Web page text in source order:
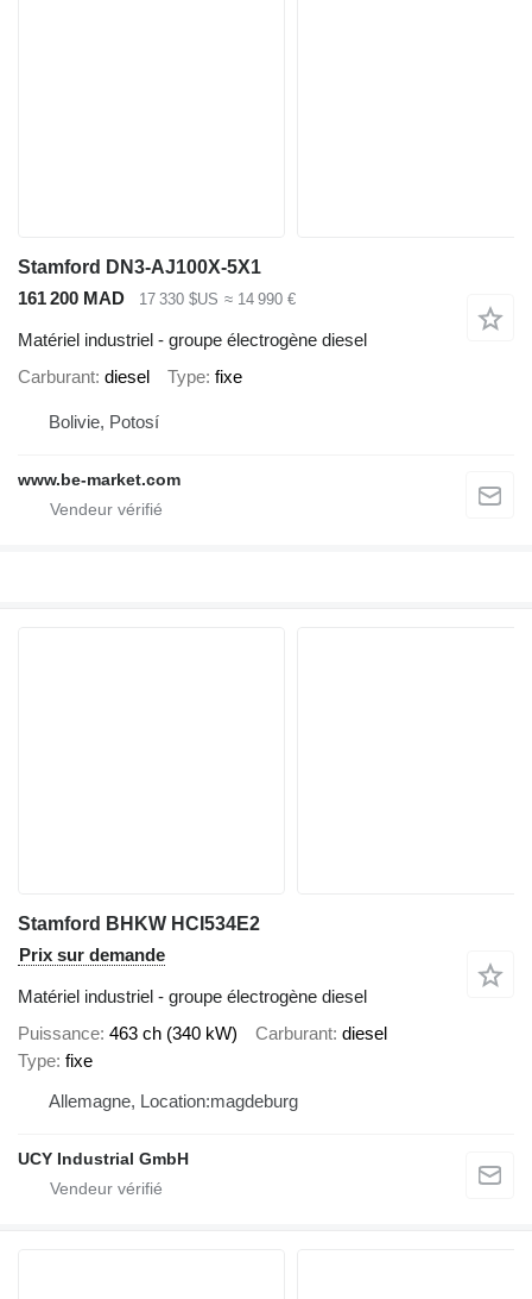
Stamford DN3-AJ100X-5X1
161 200 MAD
17 330 $US ≈ 14 990 €
Matériel industriel - groupe électrogène diesel
Carburant diesel Type fixe
Bolivie, Potosí
www.be-market.com
Stamford BHKW HCI534E2
Prix sur demande
Matériel industriel - groupe électrogène diesel
Puissance 463 ch (340 kW) Carburant diesel
Type fixe
Allemagne, Location:magdeburg
UCY Industrial GmbH